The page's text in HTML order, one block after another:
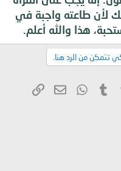
لأن طاعته واجبة في
هذا والله أعلم.
تتمكن من الرد هنا.
Pinterest
Tumblr
WhatsApp
البريد